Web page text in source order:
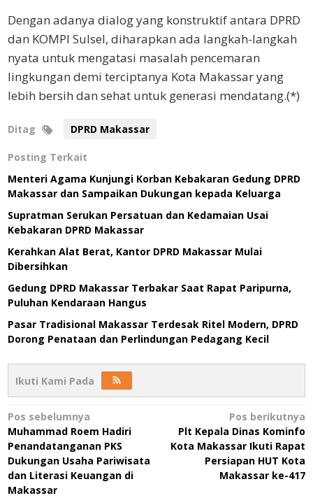
Dengan adanya dialog yang konstruktif antara DPRD
dan KOMPI Sulsel, diharapkan ada langkah-langkah
nyata untuk mengatasi masalah pencemaran
lingkungan demi terciptanya Kota Makassar yang
lebih bersih dan sehat untuk generasi mendatang.(*)
Ditag DPRD Makassar
Posting Terkait
Menteri Agama Kunjungi Korban Kebakaran Gedung DPRD
Makassar dan Sampaikan Dukungan kepada Keluarga
Supratman Serukan Persatuan dan Kedamaian Usai
Kebakaran DPRD Makassar
Kerahkan Alat Berat, Kantor DPRD Makassar Mulai
Dibersihkan
Gedung DPRD Makassar Terbakar Saat Rapat Paripurna,
Puluhan Kendaraan Hangus
Pasar Tradisional Makassar Terdesak Ritel Modern, DPRD
Dorong Penataan dan Perlindungan Pedagang Kecil
Ikuti Kami Pada
Navigasi
pos
Pos sebelumnya
Muhammad Roem Hadiri
Penandatanganan PKS
Dukungan Usaha Pariwisata
dan Literasi Keuangan di
Makassar
Pos berikutnya
Plt Kepala Dinas Kominfo
Kota Makassar Ikuti Rapat
Persiapan HUT Kota
Makassar ke-417